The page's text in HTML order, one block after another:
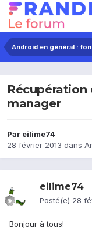
Android en général :
Récupération
manager
Par eilime74
28 février 2013 dans
eilime74
Posté(e) 28
Bonjour à tous!